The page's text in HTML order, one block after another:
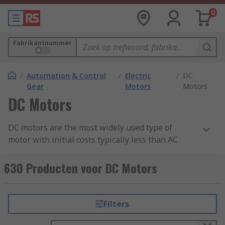
0
Fabrikantnummer
/ Automation & Control
Gear
/ Electric
Motors
/ DC
Motors
DC Motors
DC motors are the most widely used type of
motor with initial costs typically less than AC
used for a wide range of applications from small
tools and appliances, through to electric vehicles,
DC Motors speed can be controlled by varying the
supply voltage and are available in a wide range
630 Producten voor DC Motors
Filters